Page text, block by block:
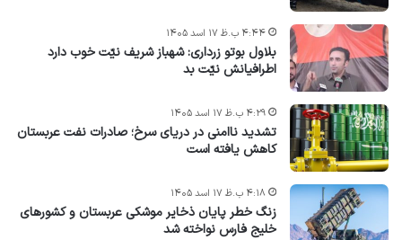
بلاول بوتو زرداری: شهباز شریف نیّت خوب دارد
اطرافیانش نیّت بد
۴:۴۴ ب.ظ ۱۷ اسد ۱۴۰۵
تشدید ناامنی در دریای سرخ؛ صادرات نفت عربستان
کاهش یافته است
۴:۲۹ ب.ظ ۱۷ اسد ۱۴۰۵
زنگ خطر پایان ذخایر موشکی عربستان و کشورهای
خلیج فارس نواخته شد
۴:۱۸ ب.ظ ۱۷ اسد ۱۴۰۵